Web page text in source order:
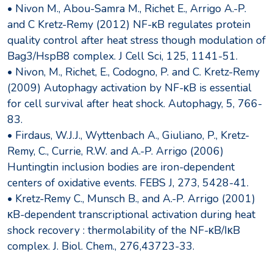
• Nivon M., Abou-Samra M., Richet E., Arrigo A.-P.
and C Kretz-Remy (2012) NF-κB regulates protein
quality control after heat stress though modulation of
Bag3/HspB8 complex. J Cell Sci, 125, 1141-51.
• Nivon, M., Richet, E., Codogno, P. and C. Kretz-Remy
(2009) Autophagy activation by NF-κB is essential
for cell survival after heat shock. Autophagy, 5, 766-
83.
• Firdaus, W.J.J., Wyttenbach A., Giuliano, P., Kretz-
Remy, C., Currie, R.W. and A.-P. Arrigo (2006)
Huntingtin inclusion bodies are iron-dependent
centers of oxidative events. FEBS J, 273, 5428-41.
• Kretz-Remy C., Munsch B., and A.-P. Arrigo (2001)
κB-dependent transcriptional activation during heat
shock recovery : thermolability of the NF-κB/IκB
complex. J. Biol. Chem., 276,43723-33.